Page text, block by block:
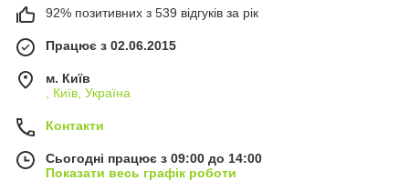
92% позитивних з 539 відгуків за рік
Працює з 02.06.2015
м. Київ
, Київ, Україна
Контакти
Сьогодні працює з 09:00 до 14:00
Показати весь графік роботи